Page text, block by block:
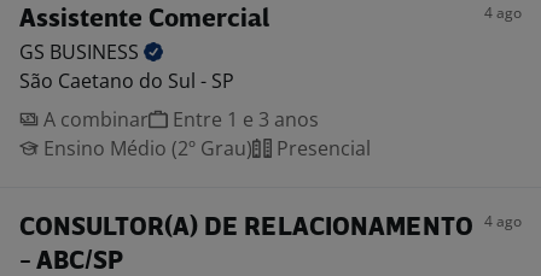
Assistente Comercial 4 ago
GS BUSINESS
São Caetano do Sul - SP
A combinar
Entre 1 e 3 anos
Ensino Médio (2º Grau)
Presencial
CONSULTOR(A) DE RELACIONAMENTO
- ABC/SP
4 ago